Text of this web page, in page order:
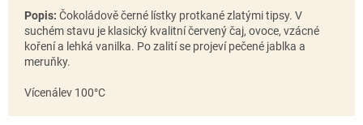
Popis: Čokoládově černé lístky protkané zlatými tipsy. V
suchém stavu je klasický kvalitní červený čaj, ovoce, vzácné
koření a lehká vanilka. Po zalití se projeví pečené jablka a
meruňky.
Vícenálev 100°C